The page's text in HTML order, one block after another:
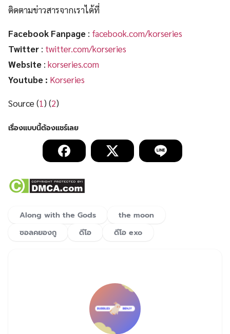
ติดตามข่าวสารจากเราได้ที่
Facebook Fanpage : facebook.com/korseries
Twitter : twitter.com/korseries
Website : korseries.com
Youtube : Korseries
Source (1) (2)
Along with the Gods
the moon
ซอลคยองกู
ดีโอ ดีโอ exo